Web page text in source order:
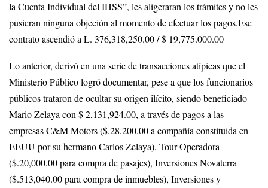
la Cuenta Individual del IHSS”, les aligeraran los trámites y no les
pusieran ninguna objeción al momento de efectuar los pagos.Ese
contrato ascendió a L. 376,318,250.00 / $ 19,775.000.00
Lo anterior, derivó en una serie de transacciones atípicas que el
Ministerio Público logró documentar, pese a que los funcionarios
públicos trataron de ocultar su origen ilícito, siendo beneficiado
Mario Zelaya con $ 2,131,924.00, a través de pagos a las
empresas C&M Motors ($.28,200.00 a compañía constituida en
EEUU por su hermano Carlos Zelaya), Tour Operadora
($.20,000.00 para compra de pasajes), Inversiones Novaterra
($.513,040.00 para compra de inmuebles), Inversiones y